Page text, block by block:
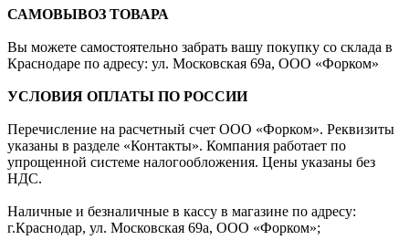
САМОВЫВОЗ ТОВАРА
Вы можете самостоятельно забрать вашу покупку со склада в
Краснодаре по адресу: ул. Московская 69а, ООО «Форком»
УСЛОВИЯ ОПЛАТЫ ПО РОССИИ
Перечисление на расчетный счет ООО «Форком». Реквизиты
указаны в разделе «Контакты». Компания работает по
упрощенной системе налогообложения. Цены указаны без
НДС.
Наличные и безналичные в кассу в магазине по адресу:
г.Краснодар, ул. Московская 69а, ООО «Форком»;